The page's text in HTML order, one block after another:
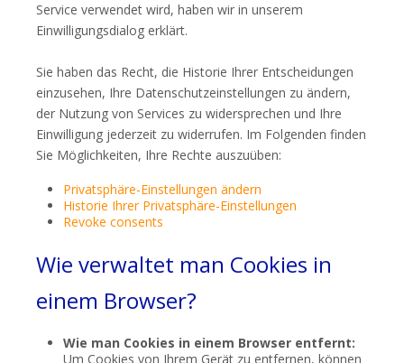
Service verwendet wird, haben wir in unserem
Einwilligungsdialog erklärt.
Sie haben das Recht, die Historie Ihrer Entscheidungen
einzusehen, Ihre Datenschutzeinstellungen zu ändern,
der Nutzung von Services zu widersprechen und Ihre
Einwilligung jederzeit zu widerrufen. Im Folgenden finden
Sie Möglichkeiten, Ihre Rechte auszuüben:
Privatsphäre-Einstellungen ändern
Historie Ihrer Privatsphäre-Einstellungen
Revoke consents
Wie verwaltet man Cookies in
einem Browser?
Wie man Cookies in einem Browser entfernt:
Um Cookies von Ihrem Gerät zu entfernen, können